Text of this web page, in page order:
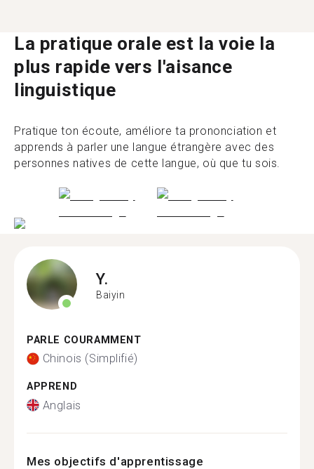
La pratique orale est la voie la
plus rapide vers l'aisance
linguistique
Pratique ton écoute, améliore ta prononciation et
apprends à parler une langue étrangère avec des
personnes natives de cette langue, où que tu sois.
Y.
Baiyin
PARLE COURAMMENT
Chinois (Simplifié)
APPREND
Anglais
Mes objectifs d'apprentissage